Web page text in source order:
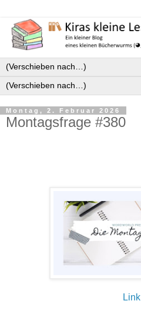
Montag, 2. Februar 2026
Montagsfrage #380
Link